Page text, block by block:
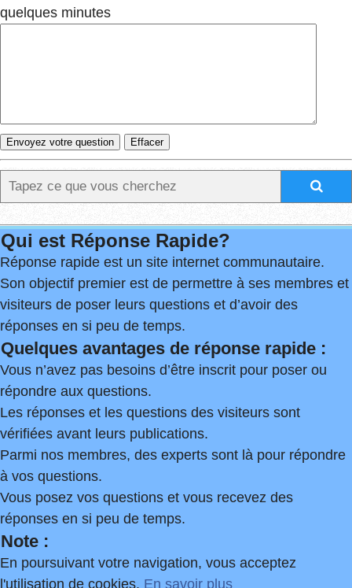
quelques minutes
Qui est Réponse Rapide?
Réponse rapide est un site internet communautaire.
Son objectif premier est de permettre à ses membres et
visiteurs de poser leurs questions et d’avoir des
réponses en si peu de temps.
Quelques avantages de réponse rapide :
Vous n’avez pas besoins d’être inscrit pour poser ou
répondre aux questions.
Les réponses et les questions des visiteurs sont
vérifiées avant leurs publications.
Parmi nos membres, des experts sont là pour répondre
à vos questions.
Vous posez vos questions et vous recevez des
réponses en si peu de temps.
Note :
En poursuivant votre navigation, vous acceptez
l'utilisation de cookies. En savoir plus